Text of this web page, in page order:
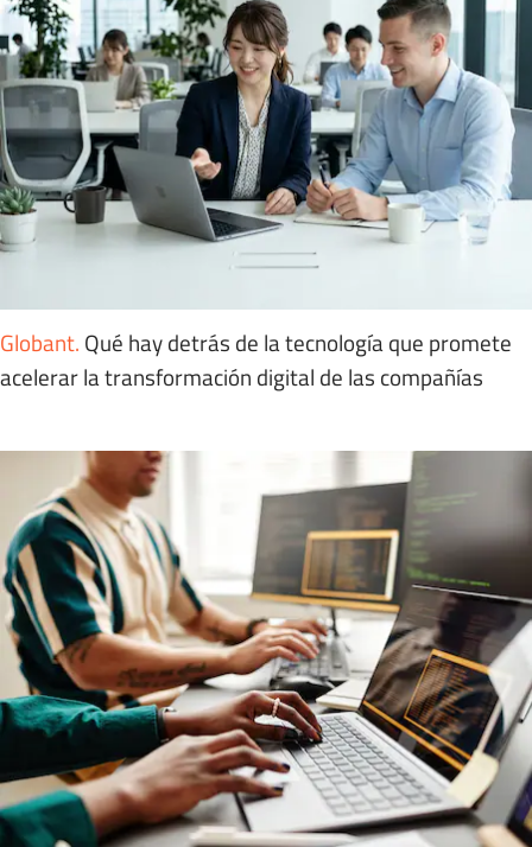
Globant. Qué hay detrás de la tecnología que promete
acelerar la transformación digital de las compañías